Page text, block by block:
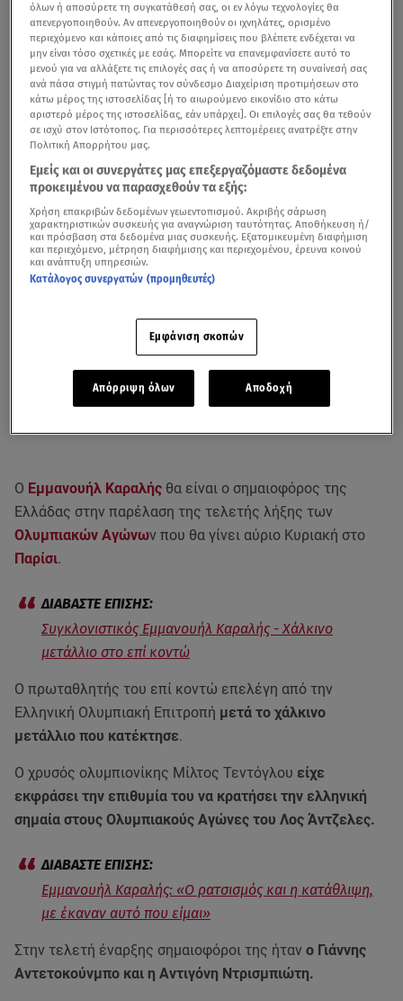
Ο Εμμανουήλ Καραλής θα είναι ο σημαιοφόρος της
Ελλάδας στην παρέλαση της τελετής λήξης των
Ολυμπιακών Αγώνων που θα γίνει αύριο Κυριακή στο
Παρίσι.
Συγκλονιστικός Εμμανουήλ Καραλής - Χάλκινο
μετάλλιο στο επί κοντώ
Ο πρωταθλητής του επί κοντώ επελέγη από την
Ελληνική Ολυμπιακή Επιτροπή μετά το χάλκινο
μετάλλιο που κατέκτησε.
Ο χρυσός ολυμπιονίκης Μίλτος Τεντόγλου είχε
εκφράσει την επιθυμία του να κρατήσει την ελληνική
σημαία στους Ολυμπιακούς Αγώνες του Λος Άντζελες.
Εμμανουήλ Καραλής: «Ο ρατσισμός και η κατάθλιψη,
με έκαναν αυτό που είμαι»
Στην τελετή έναρξης σημαιοφόροι της ήταν ο Γιάννης
Αντετοκούνμπο και η Αντιγόνη Ντρισμπιώτη.
όλων ή αποσύρετε τη συγκατάθεσή σας, οι εν λόγω τεχνολογίες θα
απενεργοποιηθούν. Αν απενεργοποιηθούν οι ιχνηλάτες, ορισμένο
περιεχόμενο και κάποιες από τις διαφημίσεις που βλέπετε ενδέχεται να
μην είναι τόσο σχετικές με εσάς. Μπορείτε να επανεμφανίσετε αυτό το
μενού για να αλλάξετε τις επιλογές σας ή να αποσύρετε τη συναίνεσή σας
ανά πάσα στιγμή πατώντας τον σύνδεσμο Διαχείριση προτιμήσεων στο
κάτω μέρος της ιστοσελίδας [ή το αιωρούμενο εικονίδιο στο κάτω
αριστερό μέρος της ιστοσελίδας, εάν υπάρχει]. Οι επιλογές σας θα τεθούν
σε ισχύ στον Ιστότοπος. Για περισσότερες λεπτομέρειες ανατρέξτε στην
Πολιτική Απορρήτου μας.
Εμείς και οι συνεργάτες μας επεξεργαζόμαστε δεδομένα
προκειμένου να παρασχεθούν τα εξής:
Χρήση επακριβών δεδομένων γεωεντοπισμού. Ακριβής σάρωση
χαρακτηριστικών συσκευής για αναγνώριση ταυτότητας. Αποθήκευση ή/
και πρόσβαση στα δεδομένα μιας συσκευής. Εξατομικευμένη διαφήμιση
και περιεχόμενο, μέτρηση διαφήμισης και περιεχομένου, έρευνα κοινού
και ανάπτυξη υπηρεσιών.
Κατάλογος συνεργατών (προμηθευτές)
Εμφάνιση σκοπών
Απόρριψη όλων Αποδοχή